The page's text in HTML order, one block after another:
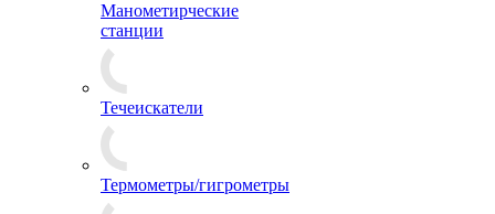
Манометирческие
станции
Течеискатели
Термометры/гигрометры